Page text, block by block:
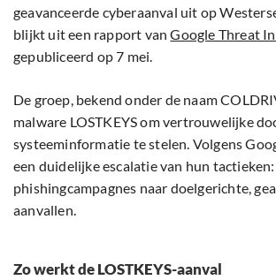
geavanceerde cyberaanval uit op
blijkt uit een rapport vanGoogle Threat
gepubliceerd op 7 mei.
De groep, bekend onder de naam
malware LOSTKEYS om vertrouwelijke
systeeminformatie te stelen. Volgens
een duidelijke escalatie van hun
phishingcampagnes naar doelgerichte,
aanvallen.
Zo werkt de LOSTKEYS-aanval